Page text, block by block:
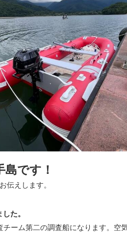
です！
伝えします。
た。
ーム第二の調査船になります。空